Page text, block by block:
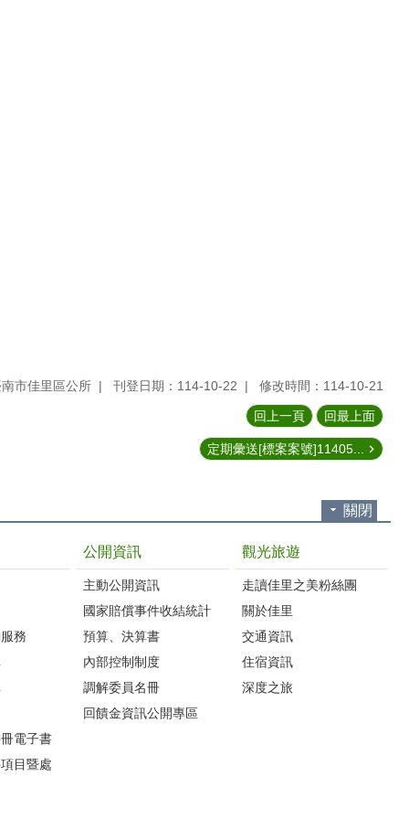
市佳里區公所 刊登日期：114-10-22 修改時間：114-10-21
回上一頁 回最上面
定期彙送[標案案號]11405...
關閉
務
電子書
目暨處
公開資訊
主動公開資訊
國家賠償事件收結統計
預算、決算書
內部控制制度
調解委員名冊
回饋金資訊公開專區
觀光旅遊
走讀佳里之美粉絲團
關於佳里
交通資訊
住宿資訊
深度之旅